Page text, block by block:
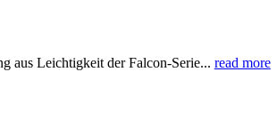
aus Leichtigkeit der Falcon-Serie... read more